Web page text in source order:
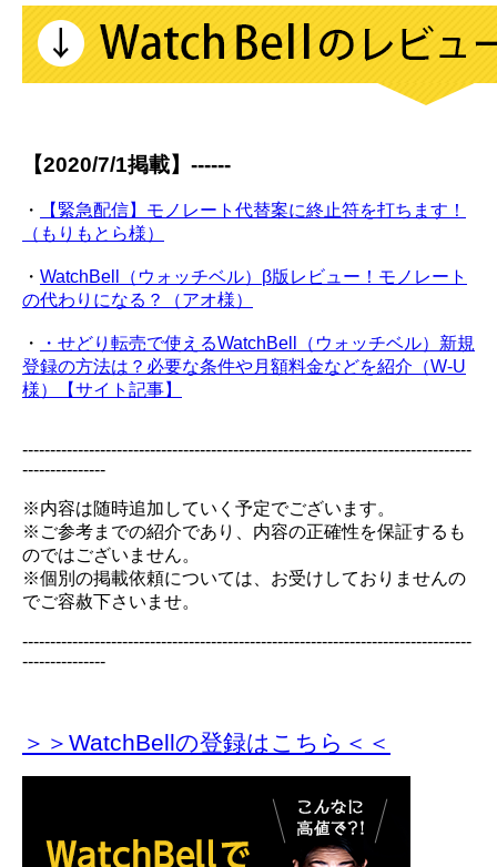
【2020/7/1掲載】------
・
【緊急配信】モノレート代替案に終止符を打ちます！
（もりもとら様）
・ WatchBell（ウォッチベル）β版レビュー！モノレート
の代わりになる？（アオ様）
・
・せどり転売で使えるWatchBell（ウォッチベル）新規
登録の方法は？必要な条件や月額料金などを紹介（W-U
様）【サイト記事】
---------------------------------------------------------------------------------
---------------
※内容は随時追加していく予定でございます。
※ご参考までの紹介であり、内容の正確性を保証するも
のではございません。
※個別の掲載依頼については、お受けしておりませんの
でご容赦下さいませ。
---------------------------------------------------------------------------------
---------------
＞＞WatchBellの登録はこちら＜＜